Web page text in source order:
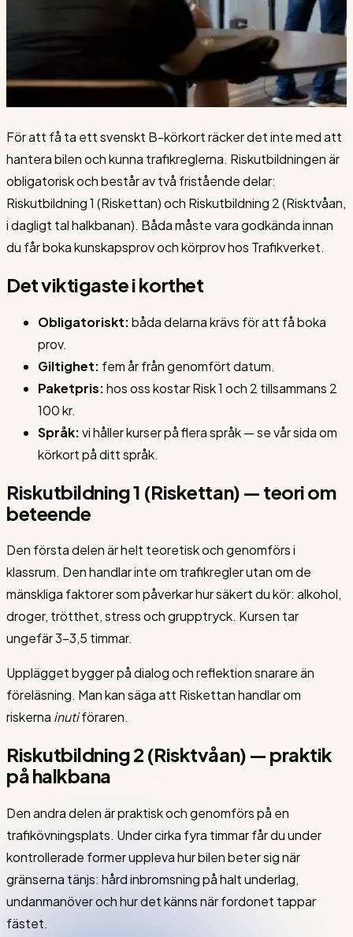
För att få ta ett svenskt B-körkort räcker det inte med att
hantera bilen och kunna trafikreglerna. Riskutbildningen är
obligatorisk och består av två fristående delar:
Riskutbildning 1 (Riskettan) och Riskutbildning 2 (Risktvåan,
i dagligt tal halkbanan). Båda måste vara godkända innan
du får boka kunskapsprov och körprov hos Trafikverket.
Det viktigaste i korthet
Obligatoriskt:båda delarna krävs för att få boka
prov.
Giltighet: fem år från genomfört datum.
Paketpris:hos oss kostar Risk 1 och 2 tillsammans 2
100 kr.
Språk:vi håller kurser på flera språk — se vår sida om
körkort på ditt språk.
Riskutbildning 1 (Riskettan) — teori om
beteende
Den första delen är helt teoretisk och genomförs i
klassrum. Den handlar inte om trafikregler utan om de
mänskliga faktorer som påverkar hur säkert du kör: alkohol,
droger, trötthet, stress och grupptryck. Kursen tar
ungefär 3–3,5 timmar.
Upplägget bygger på dialog och reflektion snarare än
föreläsning. Man kan säga att Riskettan handlar om
riskerna inutiföraren.
Riskutbildning 2 (Risktvåan) — praktik
på halkbana
Den andra delen är praktisk och genomförs på en
trafikövningsplats. Under cirka fyra timmar får du under
kontrollerade former uppleva hur bilen beter sig när
gränserna tänjs: hård inbromsning på halt underlag,
undanmanöver och hur det känns när fordonet tappar
fästet.